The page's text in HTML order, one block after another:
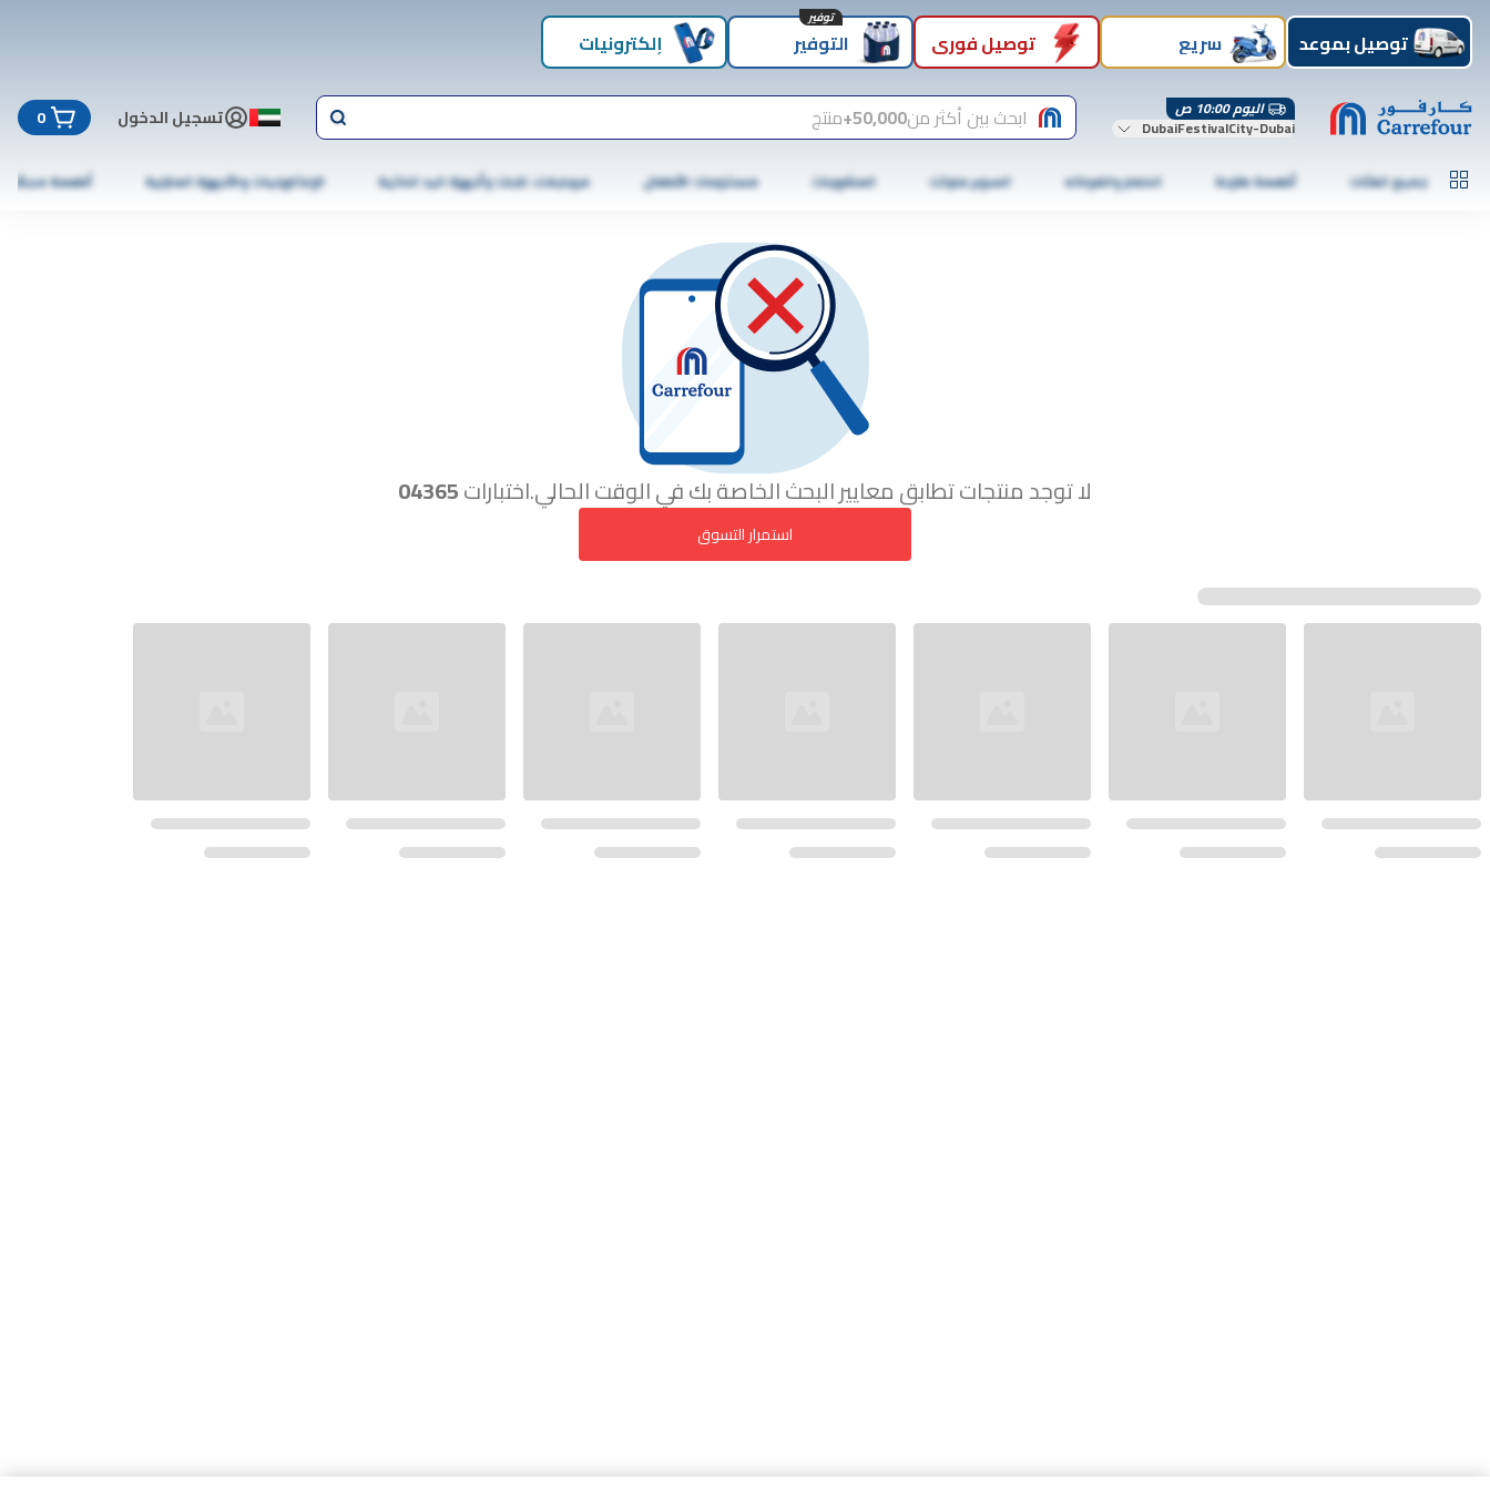
توصيل بموعد سريع توصيل فوري التوفير
توفير
إلكترونيات
اليوم 10:00 ص
DubaiFestivalCity-Dubai ابحث بين أكثر من50,000+ منتج تسجيل الدخول 0
جميع الفئات أطعمة طازجة الخضار والفواكه السوبر ماركت المشروبات مستلزمات الأطفال موبايلات، تابلت وأجهزة اليد الذكية الإلكترونيات والأجهزة المنزلية أطعمة مجمّدة
لا توجد منتجات تطابق معايير البحث الخاصة بك في الوقت الحالي.اختبارات04365
استمرار التسوق